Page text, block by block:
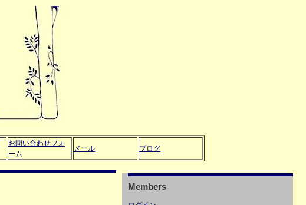
お問い合わせフォ
ーム
メール ブログ
Members